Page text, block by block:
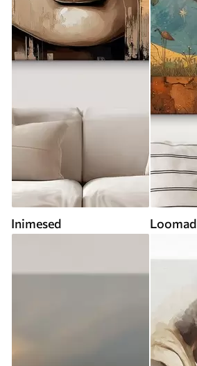
Inimesed Loomad